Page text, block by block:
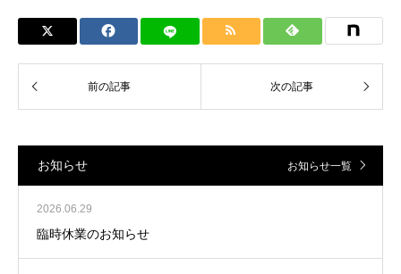
お知らせ お知らせ一覧
2026.06.29
臨時休業のお知らせ